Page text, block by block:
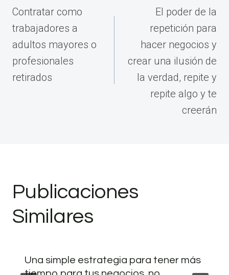
de
entradas
Contratar como
trabajadores a
adultos mayores o
profesionales
retirados
El poder de la
repetición para
hacer negocios y
crear una ilusión de
la verdad, repite y
repite algo y te
creerán
Publicaciones
Similares
Una simple estrategia para tener más